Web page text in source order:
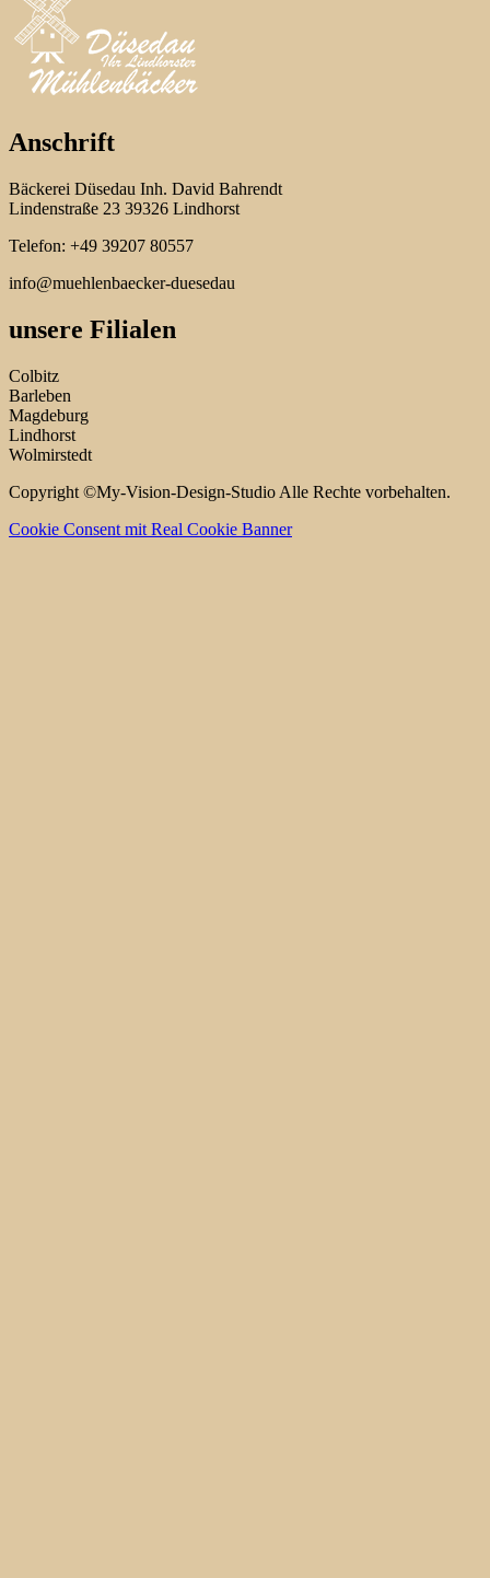
Anschrift
Bäckerei Düsedau Inh. David Bahrendt
Lindenstraße 23 39326 Lindhorst
Telefon: +49 39207 80557
info@muehlenbaecker-duesedau
unsere Filialen
Colbitz
Barleben
Magdeburg
Lindhorst
Wolmirstedt
Copyright ©My-Vision-Design-Studio Alle Rechte vorbehalten.
Cookie Consent mit Real Cookie Banner